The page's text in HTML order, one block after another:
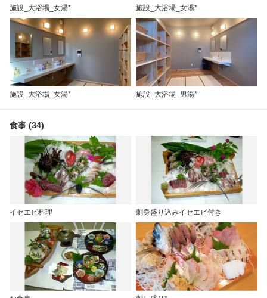
施設_大浴場_女湯* 施設_大浴場_女湯*
施設_大浴場_女湯* 施設_大浴場_男湯*
食事 (34)
イセエビ料理 刺身盛り込みイセエビ付き